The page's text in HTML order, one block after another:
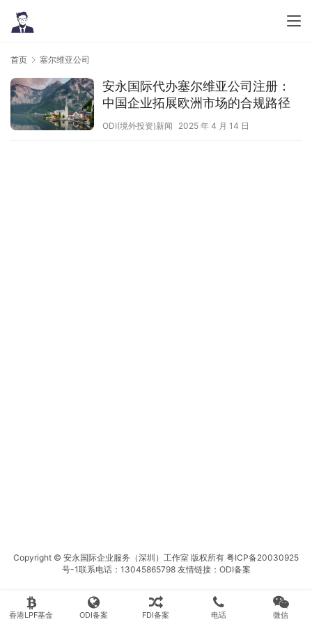
首页 塞尔维亚公司
安永国际代办塞尔维亚公司注册：
中国企业拓展欧洲市场的合规路径
ODI(境外投资)新闻 2025 年 4 月 14 日
Copyright © 安永国际企业服务（深圳）工作室 版权所有 粤ICP备20030925
号-1联系电话：13045865798 友情链接： ODI备案
香港LPF基金 ODI备案 FDI备案 电话 微信